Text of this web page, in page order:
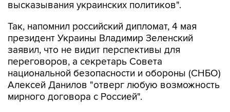
высказывания украинских политиков".
Так, напомнил российский дипломат, 4 мая
президент Украины Владимир Зеленский
заявил, что не видит перспективы для
переговоров, а секретарь Совета
национальной безопасности и обороны (СНБО)
Алексей Данилов "отверг любую возможность
мирного договора с Россией".